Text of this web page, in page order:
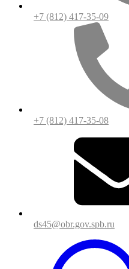
+7 (812) 417-35-09
+7 (812) 417-35-08
ds45@obr.gov.spb.ru